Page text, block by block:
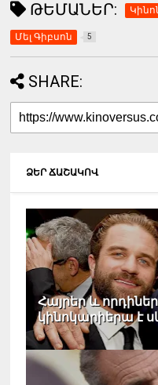
ԹԵՄԱՆԵՐ:
Մել Գիբսոն 5
SHARE:
ՁԵՐ ՃԱՇԱԿՈՎ
Հայրեր և
կինոկարիերա է